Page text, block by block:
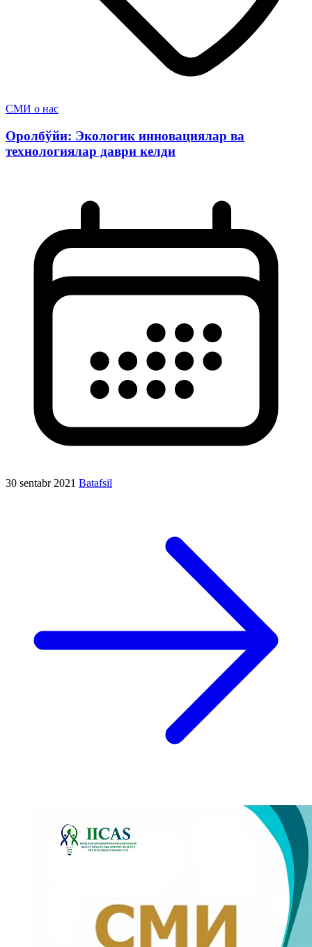
СМИ о нас
Оролбўйи: Экологик инновациялар ва
технологиялар даври келди
30 sentabr 2021 Batafsil